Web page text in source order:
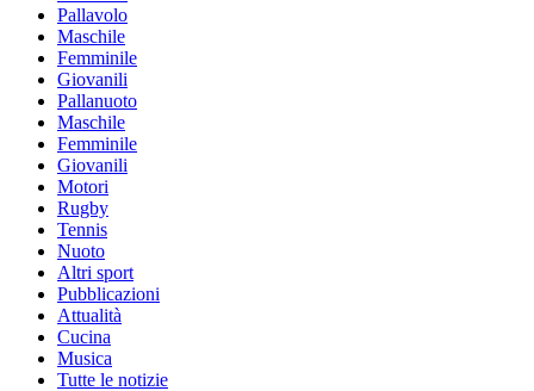
Pallavolo
Maschile
Femminile
Giovanili
Pallanuoto
Maschile
Femminile
Giovanili
Motori
Rugby
Tennis
Nuoto
Altri sport
Pubblicazioni
Attualità
Cucina
Musica
Tutte le notizie